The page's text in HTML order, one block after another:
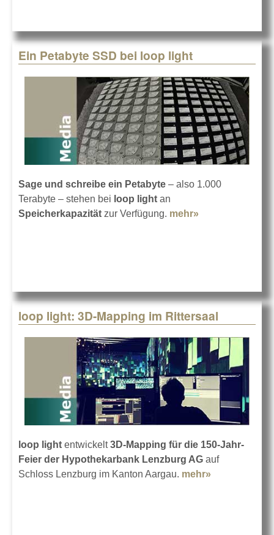
Ein Petabyte SSD bei loop light
Sage und schreibe ein Petabyte – also 1.000
Terabyte – stehen bei loop light an
Speicherkapazität zur Verfügung. mehr»
loop light: 3D-Mapping im Rittersaal
loop light entwickelt3D-Mapping für die 150-Jahr-
Feier der Hypothekarbank Lenzburg AG auf
Schloss Lenzburg im Kanton Aargau. mehr»